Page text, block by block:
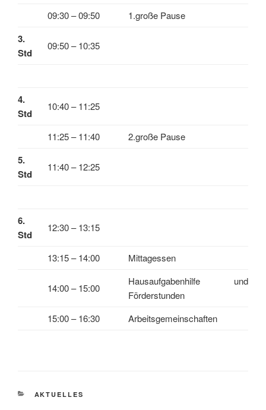
09:30 – 09:50 1.große Pause
3.
Std
09:50 – 10:35
4.
Std
10:40 – 11:25
11:25 – 11:40 2.große Pause
5.
Std
11:40 – 12:25
6.
Std
12:30 – 13:15
13:15 – 14:00 Mittagessen
14:00 – 15:00
Hausaufgabenhilfe und
Förderstunden
15:00 – 16:30
Arbeitsgemeinschaften
KATEGORIEN
AKTUELLES